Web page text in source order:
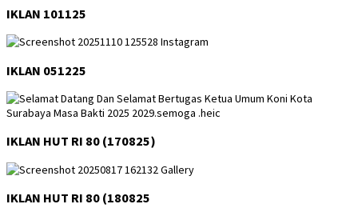
IKLAN 101125
IKLAN 051225
IKLAN HUT RI 80 (170825)
IKLAN HUT RI 80 (180825